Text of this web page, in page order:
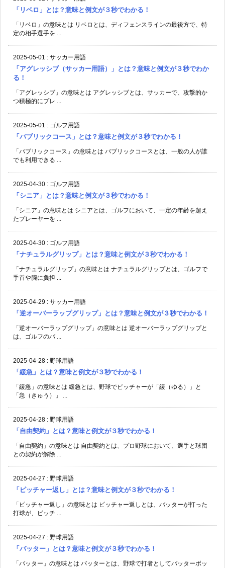
「リベロ」とは？意味と例文が３秒でわかる！
「リベロ」の意味とは リベロとは、ディフェンスラインの最後方で、特
定の相手選手を ...
2025-05-01 : サッカー用語
「アグレッシブ（サッカー用語）」とは？意味と例文が３秒でわか
る！
「アグレッシブ」の意味とは アグレッシブとは、サッカーで、攻撃的か
つ積極的にプレ ...
2025-05-01 : ゴルフ用語
「パブリックコース」とは？意味と例文が３秒でわかる！
「パブリックコース」の意味とは パブリックコースとは、一般の人が誰
でも利用できる ...
2025-04-30 : ゴルフ用語
「シニア」とは？意味と例文が３秒でわかる！
「シニア」の意味とは シニアとは、ゴルフにおいて、一定の年齢を超え
たプレーヤーを ...
2025-04-30 : ゴルフ用語
「ナチュラルグリップ」とは？意味と例文が３秒でわかる！
「ナチュラルグリップ」の意味とは ナチュラルグリップとは、ゴルフで
手首や腕に負担 ...
2025-04-29 : サッカー用語
「逆オーバーラップグリップ」とは？意味と例文が３秒でわかる！
「逆オーバーラップグリップ」の意味とは 逆オーバーラップグリップと
は、ゴルフのパ ...
2025-04-28 : 野球用語
「緩急」とは？意味と例文が３秒でわかる！
「緩急」の意味とは 緩急とは、野球でピッチャーが「緩（ゆる）」と
「急（きゅう）」 ...
2025-04-28 : 野球用語
「自由契約」とは？意味と例文が３秒でわかる！
「自由契約」の意味とは 自由契約とは、プロ野球において、選手と球団
との契約が解除 ...
2025-04-27 : 野球用語
「ピッチャー返し」とは？意味と例文が３秒でわかる！
「ピッチャー返し」の意味とは ピッチャー返しとは、バッターが打った
打球が、ピッチ ...
2025-04-27 : 野球用語
「バッター」とは？意味と例文が３秒でわかる！
「バッター」の意味とは バッターとは、野球で打者としてバッターボッ